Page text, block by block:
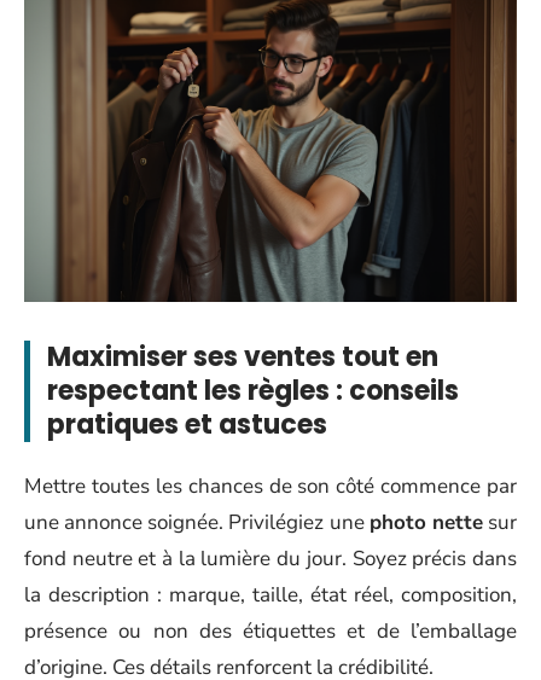
Maximiser ses ventes tout en
respectant les règles : conseils
pratiques et astuces
Mettre toutes les chances de son côté commence par
une annonce soignée. Privilégiez une photo nettesur
fond neutre et à la lumière du jour. Soyez précis dans
la description : marque, taille, état réel, composition,
présence ou non des étiquettes et de l’emballage
d’origine. Ces détails renforcent la crédibilité.